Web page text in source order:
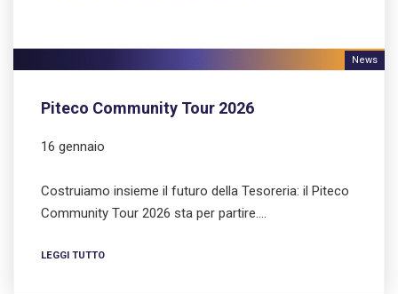
News
Piteco Community Tour 2026
16 gennaio
Costruiamo insieme il futuro della Tesoreria: il Piteco
Community Tour 2026 sta per partire.…
LEGGI TUTTO